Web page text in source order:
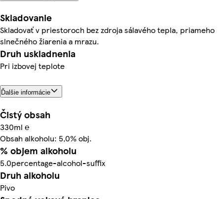
Skladovanie
Skladovať v priestoroch bez zdroja sálavého tepla, priameho
slnečného žiarenia a mrazu.
Druh uskladnenia
Pri izbovej teplote
Ďalšie informácie
Čistý obsah
330ml ℮
Obsah alkoholu: 5,0% obj.
% objem alkoholu
5.0percentage-alcohol-suffix
Druh alkoholu
Pivo